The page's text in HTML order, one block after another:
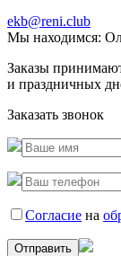
ekb@reni.club
Мы находимся:
Заказы
и праздничных
Заказать звонок
Согласие на